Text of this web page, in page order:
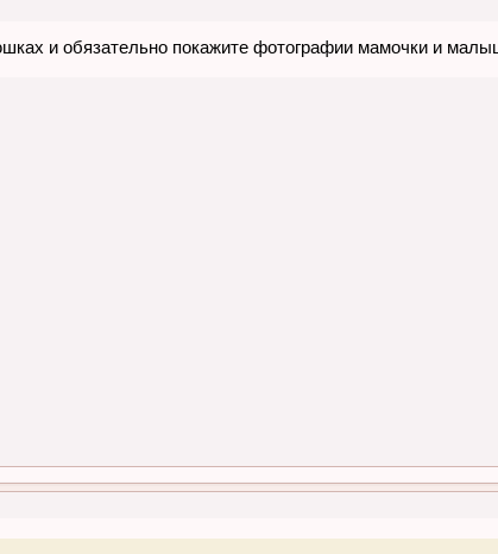
и обязательно покажите фотографии мамочки и